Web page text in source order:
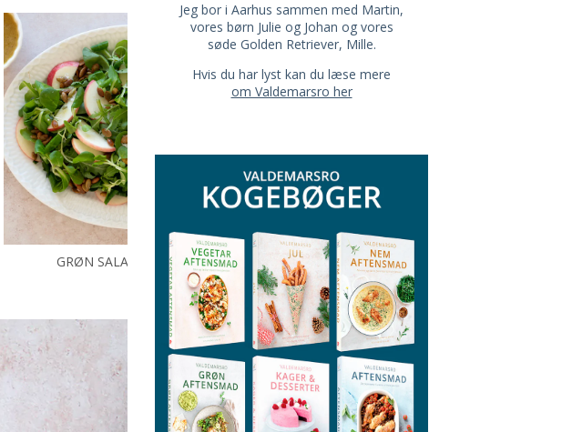
GRØN SALAT MED ÆBLE BROCCOLISALAT
Jeg bor i Aarhus sammen med Martin,
vores børn Julie og Johan og vores
søde Golden Retriever, Mille.
Hvis du har lyst kan du læse mere
om Valdemarsro her